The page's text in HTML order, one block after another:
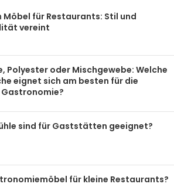
Möbel für Restaurants: Stil und
vereint
Polyester oder Mischgewebe: Welche
eignet sich am besten für die
sind für Gaststätten geeignet?
für kleine Restaurants?